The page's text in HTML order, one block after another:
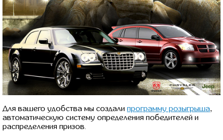
Для вашего удобства мы создали программу розыгрыша,
автоматическую систему определения победителей и
распределения призов.